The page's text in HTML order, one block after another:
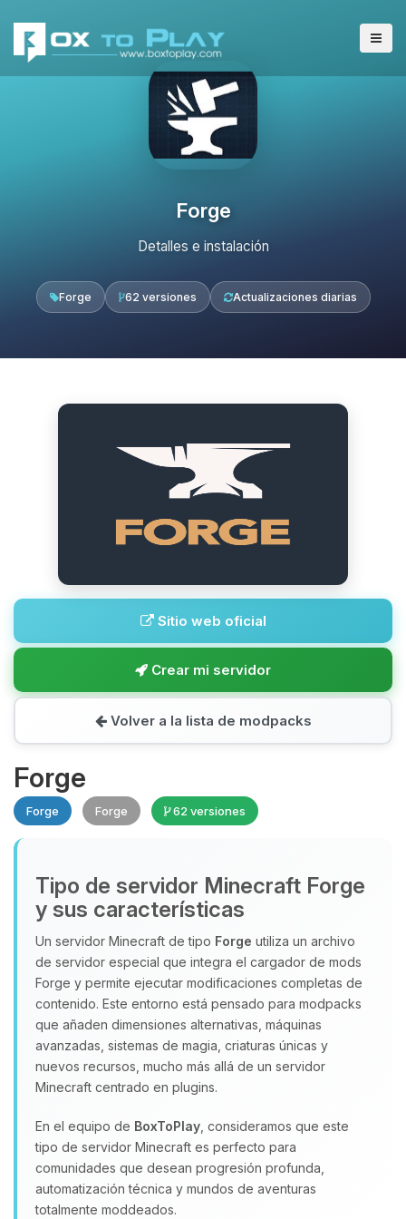
Forge
Detalles e instalación
Forge 62 versiones Actualizaciones diarias
Sitio web oficial
Crear mi servidor
Volver a la lista de modpacks
Forge
Forge Forge 62 versiones
Tipo de servidor Minecraft Forge
y sus características
Un servidor Minecraft de tipo Forge utiliza un archivo
de servidor especial que integra el cargador de mods
Forge y permite ejecutar modificaciones completas de
contenido. Este entorno está pensado para modpacks
que añaden dimensiones alternativas, máquinas
avanzadas, sistemas de magia, criaturas únicas y
nuevos recursos, mucho más allá de un servidor
Minecraft centrado en plugins.
En el equipo de BoxToPlay , consideramos que este
tipo de servidor Minecraft es perfecto para
comunidades que desean progresión profunda,
automatización técnica y mundos de aventuras
totalmente moddeados.
Yupi, por fin alguien con quien
hablar! Soy Choupy, tu pequeno
asistente de BoxToPlay. Cuentame
que necesitas y moveré mis
pequenos circuitos para ayudarte.
06/08/2026 16:19